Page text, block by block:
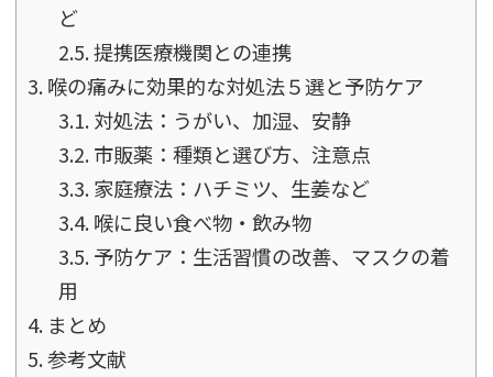
ど
2.5.提携医療機関との連携
3.喉の痛みに効果的な対処法５選と予防ケア
3.1.対処法：うがい、加湿、安静
3.2.市販薬：種類と選び方、注意点
3.3.家庭療法：ハチミツ、生姜など
3.4.喉に良い食べ物・飲み物
3.5.予防ケア：生活習慣の改善、マスクの着
用
4. まとめ
5.参考文献